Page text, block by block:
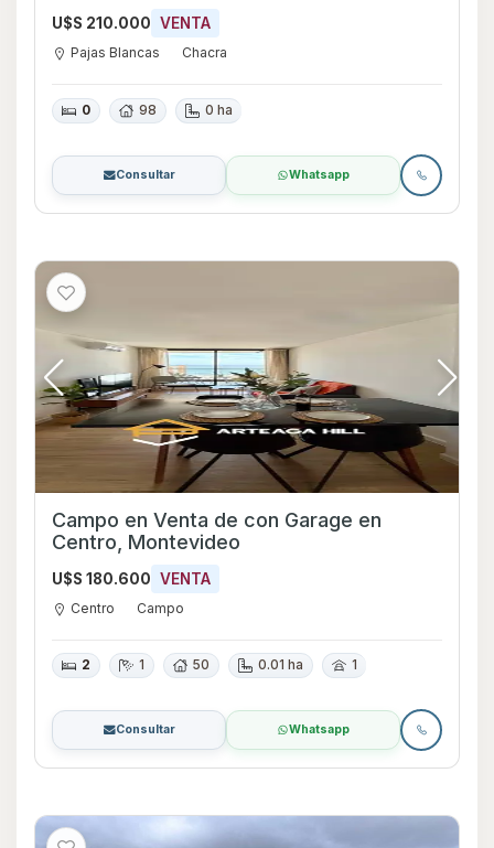
U$S 210.000 VENTA
Pajas Blancas Chacra
0 98 0 ha
Consultar Whatsapp
Campo en Venta de con Garage en
Centro, Montevideo
U$S 180.600 VENTA
Centro Campo
2 1 50 0.01 ha 1
Consultar Whatsapp